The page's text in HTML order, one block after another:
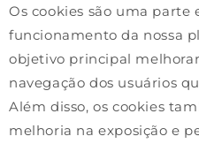
Os cookies são uma parte
funcionamento da nossa
objetivo principal
navegação dos usuários
Além disso, os cookies
melhoria na exposição e